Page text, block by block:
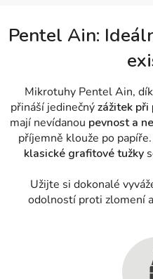
Pentel Ain:
Mikrotuhy Pentel Ain,
přináší jedinečnýzážitek při
mají nevídanou pevnost a
příjemně klouže po
klasické grafitové tužky
Užijte si dokonalé
odolností proti zlomení